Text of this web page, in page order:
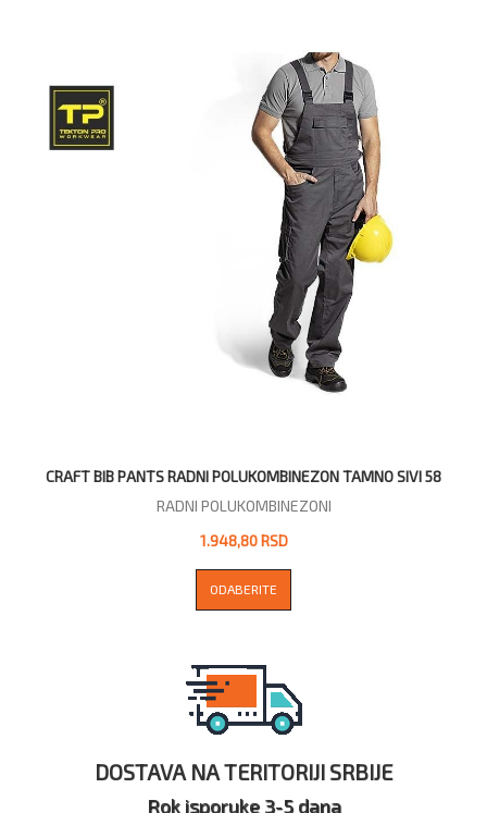
CRAFT BIB PANTS RADNI POLUKOMBINEZON TAMNO SIVI 58
RADNI POLUKOMBINEZONI
1.948,80 RSD
ODABERITE
DOSTAVA NA TERITORIJI SRBIJE
Rok isporuke 3-5 dana